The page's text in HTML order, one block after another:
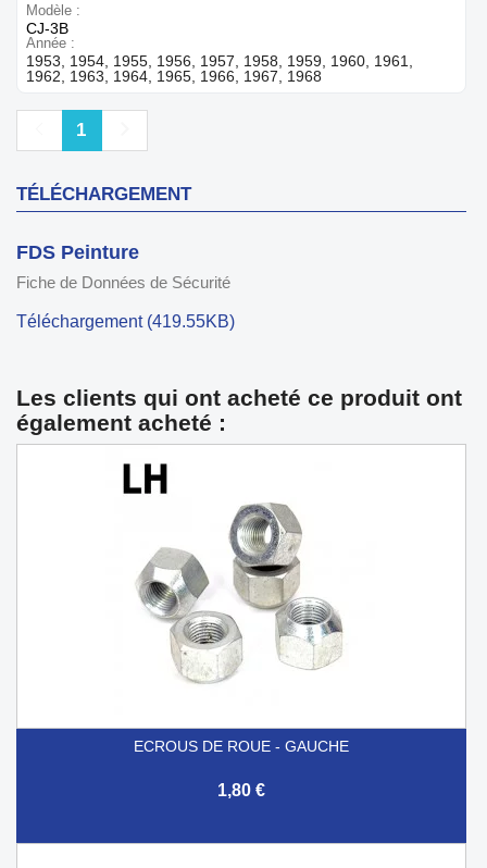
Modèle
CJ-3B
Année
1953, 1954, 1955, 1956, 1957, 1958, 1959, 1960, 1961,
1962, 1963, 1964, 1965, 1966, 1967, 1968
Précédent
1
TÉLÉCHARGEMENT
FDS Peinture
Fiche de Données de Sécurité
Téléchargement (419.55KB)
Les clients qui ont acheté ce produit ont
également acheté :
ECROUS DE ROUE - GAUCHE
1,80 €